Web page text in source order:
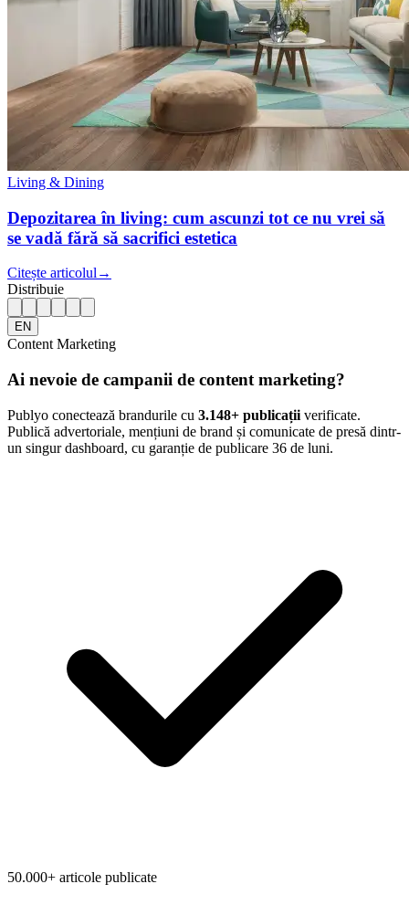
Living & Dining
Depozitarea în living: cum ascunzi tot ce nu vrei să
se vadă fără să sacrifici estetica
Citește articolul →
Distribuie
EN
Content Marketing
Ai nevoie de campanii de content marketing?
Publyo conectează brandurile cu 3.148+ publicații verificate.
Publică advertoriale, mențiuni de brand și comunicate de presă dintr-
un singur dashboard, cu garanție de publicare 36 de luni.
50.000+ articole publicate